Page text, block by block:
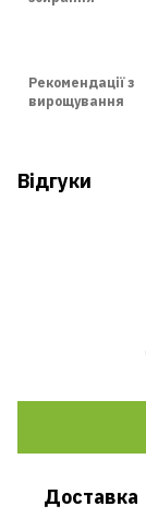
Рекомендації з
вирощування
Відгуки
Доставка